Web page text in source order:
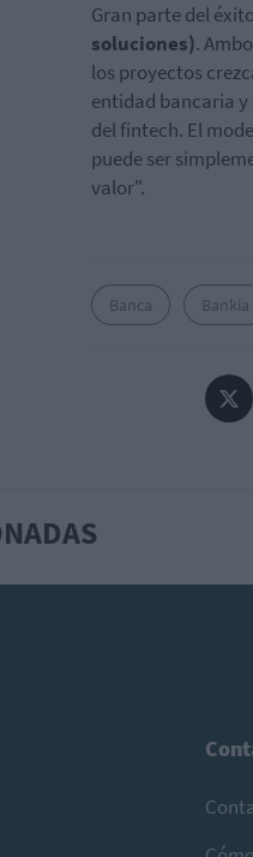
Gran parte del
soluciones).
los proyectos
entidad bancaria y
del fintech. El
puede ser
valor".
Banca Bankia